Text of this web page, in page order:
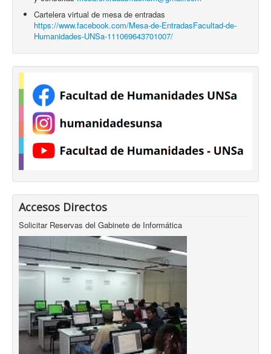
Cartelera virtual de mesa de entradas
https://www.facebook.com/Mesa-de-EntradasFacultad-de-
Humanidades-UNSa-111069643701007/
Accesos Directos
Solicitar Reservas del Gabinete de Informática